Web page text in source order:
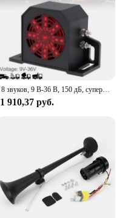
8 звуков, 9 В-36 В, 150 дБ, супер громкий сигнал заднего хода с мигающим светильник тором
1 910,37 руб.